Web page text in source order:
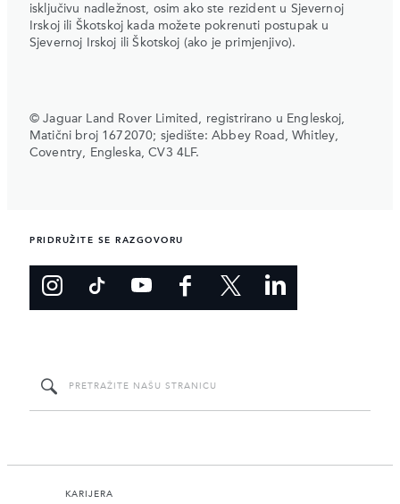
isključivu nadležnost, osim ako ste rezident u Sjevernoj
Irskoj ili Škotskoj kada možete pokrenuti postupak u
Sjevernoj Irskoj ili Škotskoj (ako je primjenjivo).
© Jaguar Land Rover Limited, registrirano u Engleskoj,
Matični broj 1672070; sjedište: Abbey Road, Whitley,
Coventry, Engleska, CV3 4LF.
PRIDRUŽITE SE RAZGOVORU
KARIJERA